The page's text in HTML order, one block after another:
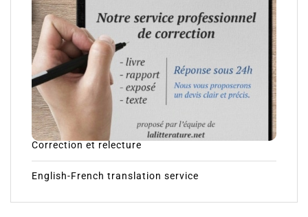
Correction et relecture
English-French translation service